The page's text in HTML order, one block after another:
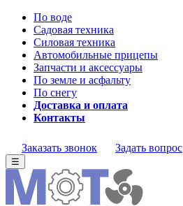
По воде
Садовая техника
Силовая техника
Автомобильные прицепы
Запчасти и аксессуары
По земле и асфальту
По снегу
Доставка и оплата
Контакты
Заказать звонок Задать вопрос
☰